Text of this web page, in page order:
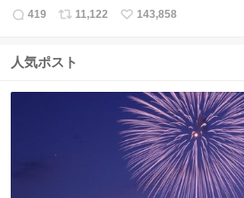
返
数
419
リ
ス
11,122
い
143,858
人気ポスト